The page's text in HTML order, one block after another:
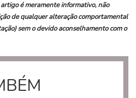
é meramente informativo, não
de qualquer alteração comportamental
sem o devido aconselhamento com o